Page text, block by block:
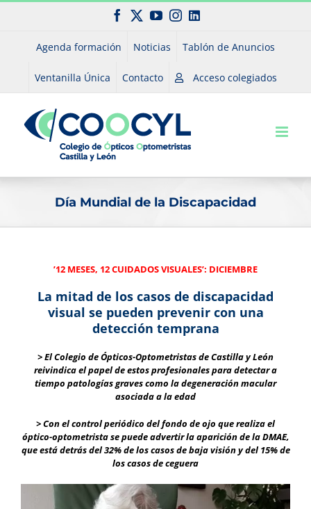
Saltar
Facebook
X YouTubeInstagram
LinkedIn
Agenda formación Noticias Tablón de Anuncios
Ventanilla Única Contacto Acceso colegiados
Día Mundial de la Discapacidad
’12 MESES, 12 CUIDADOS VISUALES’: DICIEMBRE
La mitad de los casos de discapacidad
visual se pueden prevenir con una
detección temprana
> El Colegio de Ópticos-Optometristas de Castilla y León
reivindica el papel de estos profesionales para detectar a
tiempo patologías graves como la degeneración macular
asociada a la edad
> Con el control periódico del fondo de ojo que realiza el
óptico-optometrista se puede advertir la aparición de la DMAE,
que está detrás del 32% de los casos de baja visión y del 15% de
los casos de ceguera